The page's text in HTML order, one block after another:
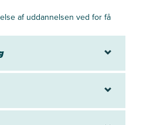
af uddannelsen ved for få